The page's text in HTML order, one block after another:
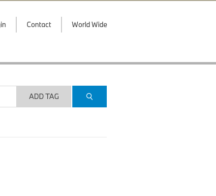
Contact World Wide
ADD TAG